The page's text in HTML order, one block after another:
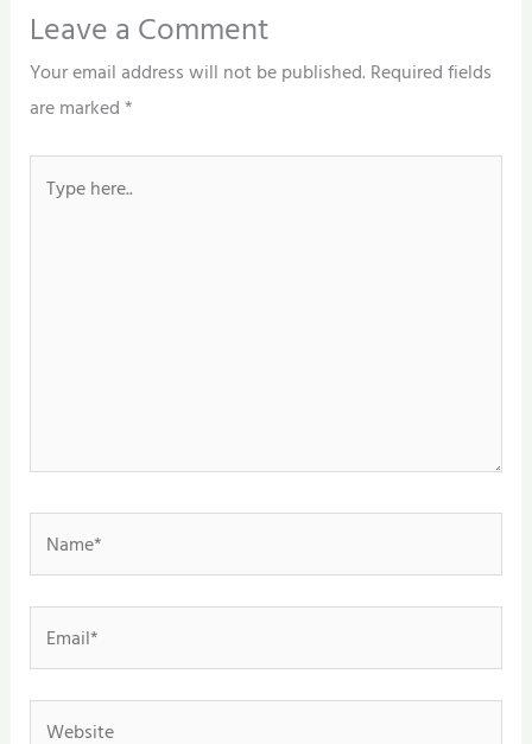
Leave a Comment
Your email address will not be published. Required fields
are marked*
here..
Name*
Email*
Website